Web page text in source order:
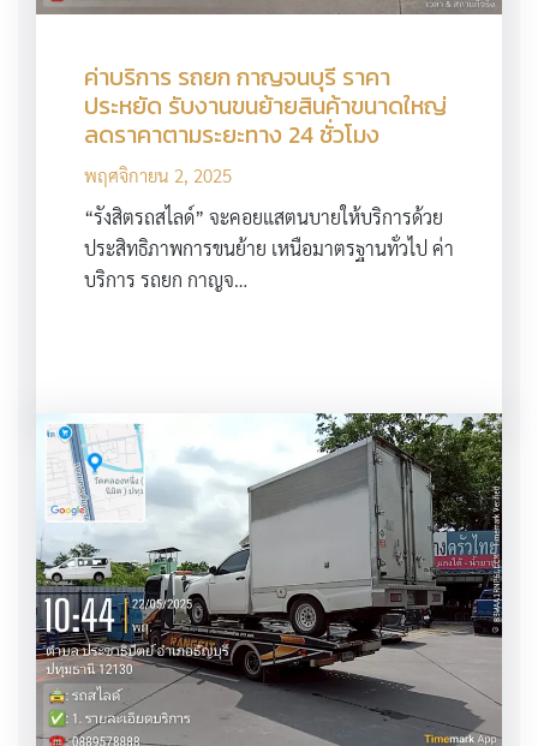
ค่าบริการ รถยก กาญจนบุรี ราคา
ประหยัด รับงานขนย้ายสินค้าขนาดใหญ่
ลดราคาตามระยะทาง 24 ชั่วโมง
พฤศจิกายน 2, 2025
“รังสิตรถสไลด์” จะคอยแสตนบายให้บริการด้วย
ประสิทธิภาพการขนย้าย เหนือมาตรฐานทั่วไป ค่า
บริการ รถยก กาญจ…